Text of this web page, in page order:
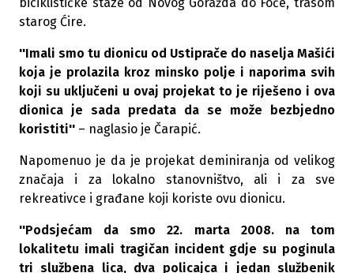
starog Ćire.
''Imali smo tu dionicu od Ustiprače do naselja Mašići
koja je prolazila kroz minsko polje i naporima svih
koji su uključeni u ovaj projekat to je riješeno i ova
dionica je sada predata da se može bezbjedno
koristiti'' – naglasio je Čarapić.
Napomenuo je da je projekat deminiranja od velikog
značaja i za lokalno stanovništvo, ali i za sve
rekreativce i građane koji koriste ovu dionicu.
''Podsjećam da smo 22. marta 2008. na tom
lokalitetu imali tragičan incident gdje su poginula
tri službena lica, dva policajca i jedan službenik